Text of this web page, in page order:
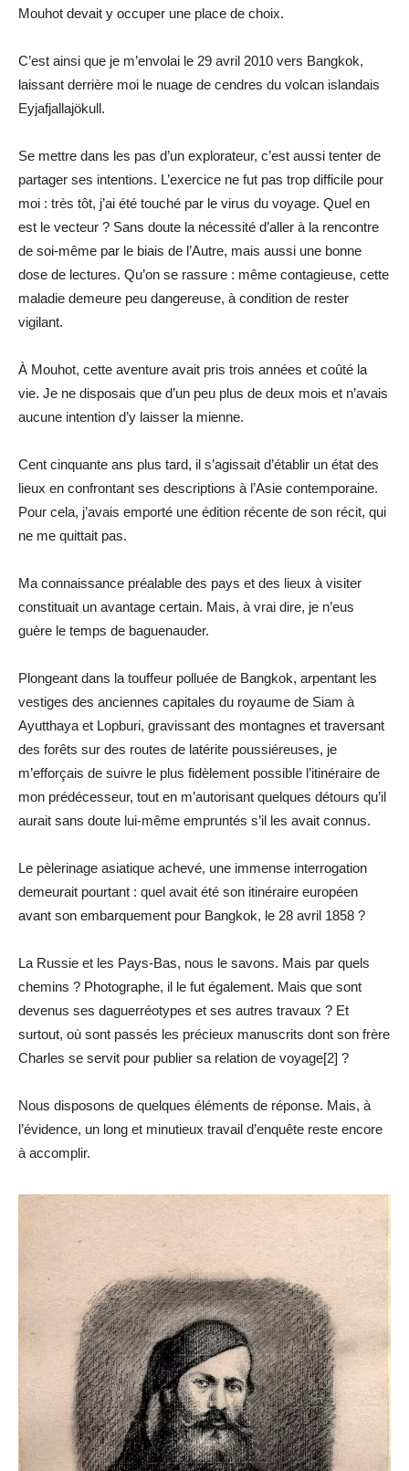
Mouhot devait y occuper une place de choix.
C’est ainsi que je m’envolai le 29 avril 2010 vers Bangkok,
laissant derrière moi le nuage de cendres du volcan islandais
Eyjafjallajökull.
Se mettre dans les pas d’un explorateur, c’est aussi tenter de
partager ses intentions. L’exercice ne fut pas trop difficile pour
moi : très tôt, j’ai été touché par le virus du voyage. Quel en
est le vecteur ? Sans doute la nécessité d’aller à la rencontre
de soi-même par le biais de l’Autre, mais aussi une bonne
dose de lectures. Qu’on se rassure : même contagieuse, cette
maladie demeure peu dangereuse, à condition de rester
vigilant.
À Mouhot, cette aventure avait pris trois années et coûté la
vie. Je ne disposais que d’un peu plus de deux mois et n’avais
aucune intention d’y laisser la mienne.
Cent cinquante ans plus tard, il s’agissait d’établir un état des
lieux en confrontant ses descriptions à l’Asie contemporaine.
Pour cela, j’avais emporté une édition récente de son récit, qui
ne me quittait pas.
Ma connaissance préalable des pays et des lieux à visiter
constituait un avantage certain. Mais, à vrai dire, je n’eus
guère le temps de baguenauder.
Plongeant dans la touffeur polluée de Bangkok, arpentant les
vestiges des anciennes capitales du royaume de Siam à
Ayutthaya et Lopburi, gravissant des montagnes et traversant
des forêts sur des routes de latérite poussiéreuses, je
m’efforçais de suivre le plus fidèlement possible l’itinéraire de
mon prédécesseur, tout en m’autorisant quelques détours qu’il
aurait sans doute lui-même empruntés s’il les avait connus.
Le pèlerinage asiatique achevé, une immense interrogation
demeurait pourtant : quel avait été son itinéraire européen
avant son embarquement pour Bangkok, le 28 avril 1858 ?
La Russie et les Pays-Bas, nous le savons. Mais par quels
chemins ? Photographe, il le fut également. Mais que sont
devenus ses daguerréotypes et ses autres travaux ? Et
surtout, où sont passés les précieux manuscrits dont son frère
Charles se servit pour publier sa relation de voyage[2] ?
Nous disposons de quelques éléments de réponse. Mais, à
l’évidence, un long et minutieux travail d’enquête reste encore
à accomplir.